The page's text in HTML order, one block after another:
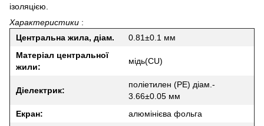
ізоляцією.
Характеристики :
Центральна жила, діам.
0.81±0.1 мм
Матеріал центральної
жили:
мідь(CU)
Діелектрик:
поліетилен (РЕ) діам.-
3.66±0.05 мм
Екран:
алюмінієва фольга